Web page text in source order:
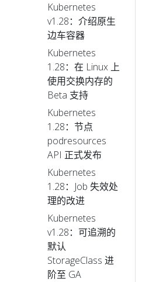
Kubernetes
v1.28：介绍原生
边车容器
Kubernetes
1.28：在 Linux 上
使用交换内存的
Beta 支持
Kubernetes
1.28：节点
podresources
API 正式发布
Kubernetes
1.28：Job 失效处
理的改进
Kubernetes
v1.28：可追溯的
默认
StorageClass 进
阶至 GA